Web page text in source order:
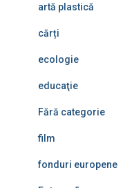
artă plastică
cărți
ecologie
educaţie
Fără categorie
film
fonduri europene